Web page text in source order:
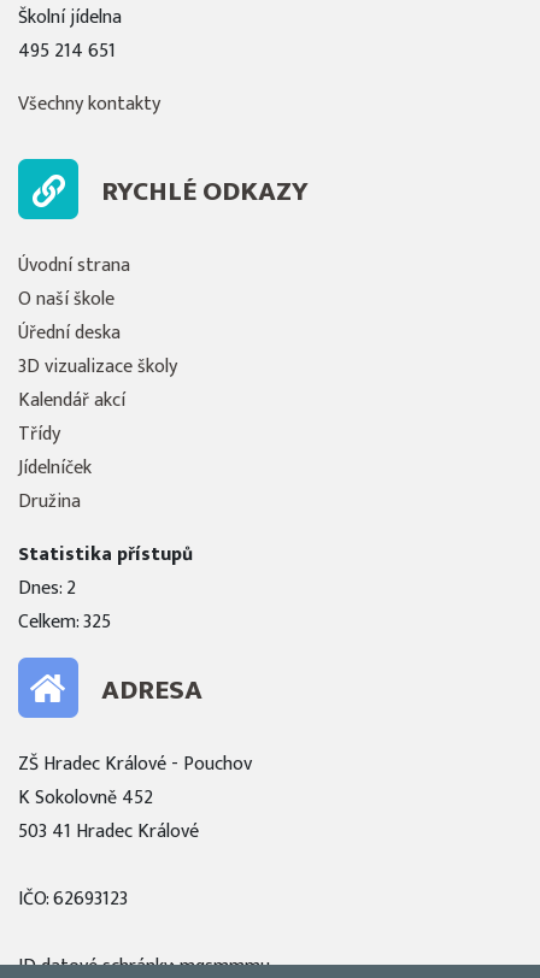
Školní jídelna
495 214 651
Všechny kontakty
RYCHLÉ ODKAZY
Úvodní strana
O naší škole
Úřední deska
3D vizualizace školy
Kalendář akcí
Třídy
Jídelníček
Družina
Statistika přístupů
Dnes: 2
Celkem: 325
ADRESA
ZŠ Hradec Králové - Pouchov
K Sokolovně 452
503 41 Hradec Králové
IČO: 62693123
ID datové schránky: mqsmmmu